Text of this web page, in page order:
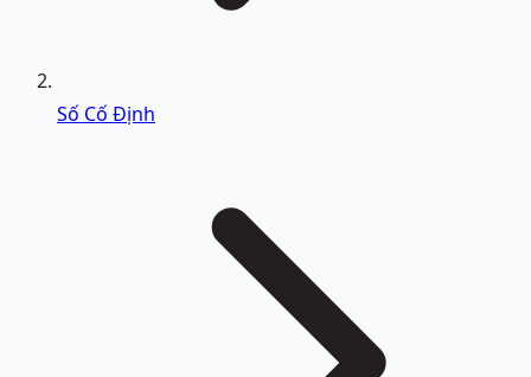
Số Cố Định